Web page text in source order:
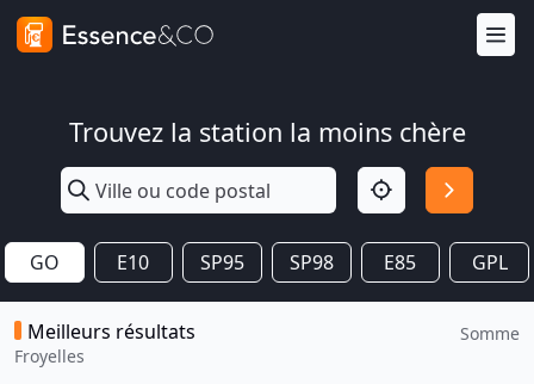
Trouvez la station la moins chère
GO E10 SP95 SP98 E85 GPL
Meilleurs résultats
Froyelles
Somme